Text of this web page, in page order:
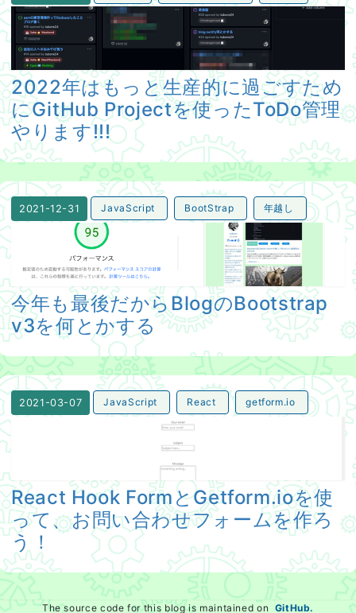
2022年はもっと生産的に過ごすためにGitHub Projectを
2022年はもっと生産的に過ごすため
にGitHub Projectを使ったToDo管理
やります!!!
2021-12-31 JavaScript BootStrap 年越し
今年も最後だからBlogのBootstrap v3を何とかする
今年も最後だからBlogのBootstrap
v3を何とかする
2021-03-07 JavaScript React getform.io
React Hook FormとGetform.ioを使って、お問い合わせ
React Hook FormとGetform.ioを使
って、お問い合わせフォームを作ろ
う！
The source code for this blog is maintained on GitHub.